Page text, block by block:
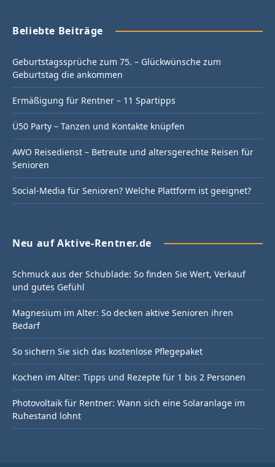
Beliebte Beiträge
Geburtstagssprüche zum 75. – Glückwünsche zum
Geburtstag die ankommen
Ermäßigung für Rentner – 11 Spartipps
Ü50 Party – Tanzen und Kontakte knüpfen
AWO Reisedienst – Betreute und altersgerechte Reisen für
Senioren
Social-Media für Senioren? Welche Plattform ist geeignet?
Neu auf Aktive-Rentner.de
Schmuck aus der Schublade: So finden Sie Wert, Verkauf
und gutes Gefühl
Magnesium im Alter: So decken aktive Senioren ihren
Bedarf
So sichern Sie sich das kostenlose Pflegepaket
Kochen im Alter: Tipps und Rezepte für 1 bis 2 Personen
Photovoltaik für Rentner: Wann sich eine Solaranlage im
Ruhestand lohnt